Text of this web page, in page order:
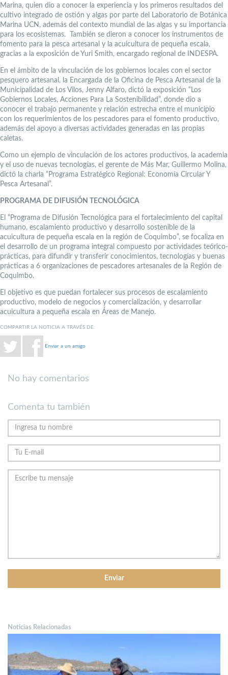
Marina, quien dio a conocer la experiencia y los primeros resultados del
cultivo integrado de ostión y algas por parte del Laboratorio de Botánica
Marina UCN, además del contexto mundial de las algas y su importancia
para los ecosistemas. También se dieron a conocer los instrumentos de
fomento para la pesca artesanal y la acuicultura de pequeña escala,
gracias a la exposición de Yuri Smith, encargado regional de INDESPA.
En el ámbito de la vinculación de los gobiernos locales con el sector
pesquero artesanal, la Encargada de la Oficina de Pesca Artesanal de la
Municipalidad de Los Vilos, Jenny Alfaro, dictó la exposición “Los
Gobiernos Locales, Acciones Para La Sostenibilidad”, donde dio a
conocer el trabajo permanente y relación estrecha entre el municipio
con los requerimientos de los pescadores para el fomento productivo,
además del apoyo a diversas actividades generadas en las propias
caletas.
Como un ejemplo de vinculación de los actores productivos, la academia
y el uso de nuevas tecnologías, el gerente de Más Mar, Guillermo Molina,
dictó la charla “Programa Estratégico Regional: Economía Circular Y
Pesca Artesanal”.
PROGRAMA DE DIFUSIÓN TECNOLÓGICA
El “Programa de Difusión Tecnológica para el fortalecimiento del capital
humano, escalamiento productivo y desarrollo sostenible de la
acuicultura de pequeña escala en la región de Coquimbo”, se focaliza en
el desarrollo de un programa integral compuesto por actividades teórico-
prácticas, para difundir y transferir conocimientos, tecnologías y buenas
prácticas a 6 organizaciones de pescadores artesanales de la Región de
Coquimbo.
El objetivo es que puedan fortalecer sus procesos de escalamiento
productivo, modelo de negocios y comercialización, y desarrollar
acuicultura a pequeña escala en Áreas de Manejo.
COMPARTIR LA NOTICIA A TRAVÉS DE:
Enviar a un amigo
No hay comentarios
Comenta tu también
Noticias Relacionadas